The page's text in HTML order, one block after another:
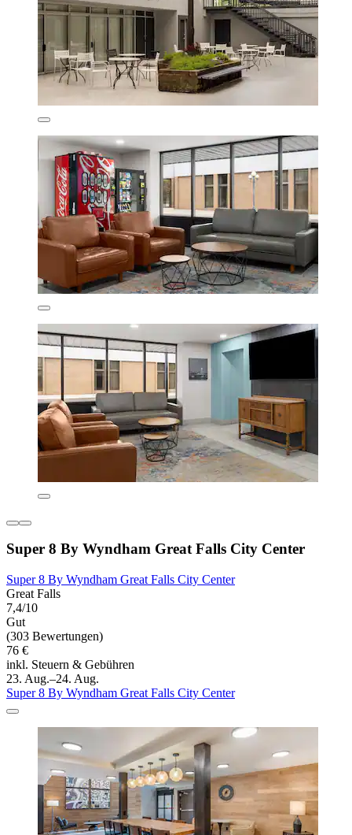
Super 8 By Wyndham Great Falls City Center
Super 8 By Wyndham Great Falls City Center
Great Falls
7,4/10
Gut
(303 Bewertungen)
76 €
inkl. Steuern & Gebühren
23. Aug.–24. Aug.
Super 8 By Wyndham Great Falls City Center